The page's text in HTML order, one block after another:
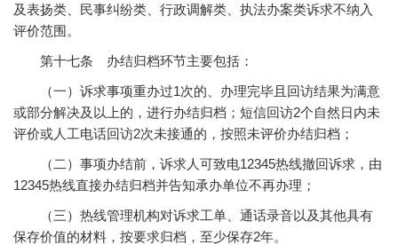
及表扬类、民事纠纷类、行政调解类、执法办案类诉求不纳入
评价范围。
第十七条 办结归档环节主要包括：
（一）诉求事项重办过1次的、办理完毕且回访结果为满意
或部分解决及以上的，进行办结归档；短信回访2个自然日内未
评价或人工电话回访2次未接通的，按照未评价办结归档；
（二）事项办结前，诉求人可致电12345热线撤回诉求，由
12345热线直接办结归档并告知承办单位不再办理；
（三）热线管理机构对诉求工单、通话录音以及其他具有
保存价值的材料，按要求归档，至少保存2年。